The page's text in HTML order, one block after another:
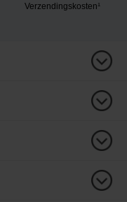
Verzendingskosten¹